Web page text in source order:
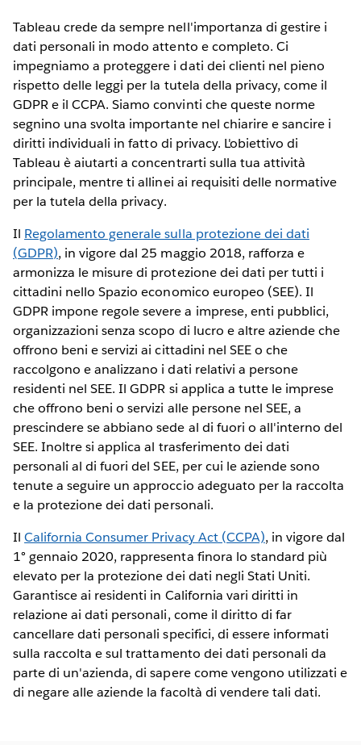
Tableau crede da sempre nell'importanza di gestire i
dati personali in modo attento e completo. Ci
impegniamo a proteggere i dati dei clienti nel pieno
rispetto delle leggi per la tutela della privacy, come il
GDPR e il CCPA. Siamo convinti che queste norme
segnino una svolta importante nel chiarire e sancire i
diritti individuali in fatto di privacy. L'obiettivo di
Tableau è aiutarti a concentrarti sulla tua attività
principale, mentre ti allinei ai requisiti delle normative
per la tutela della privacy.
Il Regolamento generale sulla protezione dei dati
(GDPR), in vigore dal 25 maggio 2018, rafforza e
armonizza le misure di protezione dei dati per tutti i
cittadini nello Spazio economico europeo (SEE). Il
GDPR impone regole severe a imprese, enti pubblici,
organizzazioni senza scopo di lucro e altre aziende che
offrono beni e servizi ai cittadini nel SEE o che
raccolgono e analizzano i dati relativi a persone
residenti nel SEE. Il GDPR si applica a tutte le imprese
che offrono beni o servizi alle persone nel SEE, a
prescindere se abbiano sede al di fuori o all'interno del
SEE. Inoltre si applica al trasferimento dei dati
personali al di fuori del SEE, per cui le aziende sono
tenute a seguire un approccio adeguato per la raccolta
e la protezione dei dati personali.
IlCalifornia Consumer Privacy Act (CCPA), in vigore dal
1° gennaio 2020, rappresenta finora lo standard più
elevato per la protezione dei dati negli Stati Uniti.
Garantisce ai residenti in California vari diritti in
relazione ai dati personali, come il diritto di far
cancellare dati personali specifici, di essere informati
sulla raccolta e sul trattamento dei dati personali da
parte di un'azienda, di sapere come vengono utilizzati e
di negare alle aziende la facoltà di vendere tali dati.